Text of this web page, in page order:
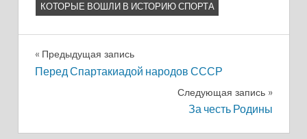
КОТОРЫЕ ВОШЛИ В ИСТОРИЮ СПОРТА
Навигация
по
Предыдущая запись
Перед Спартакиадой народов СССР
Следующая запись
За честь Родины